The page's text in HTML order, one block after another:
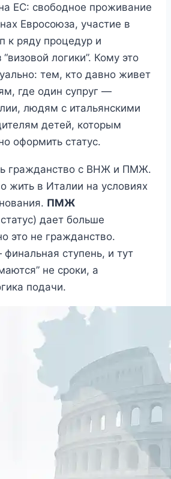
ЕС: свободное проживание
Евросоюза, участие в
к ряду процедур и
логики”. Кому это
тем, кто давно живет
где один супруг —
людям с итальянскими
детей, которым
оформить статус.
гражданство с ВНЖ и ПМЖ.
жить в Италии на условиях
ПМЖ
дает больше
это не гражданство.
ступень, и тут
не сроки, а
подачи.